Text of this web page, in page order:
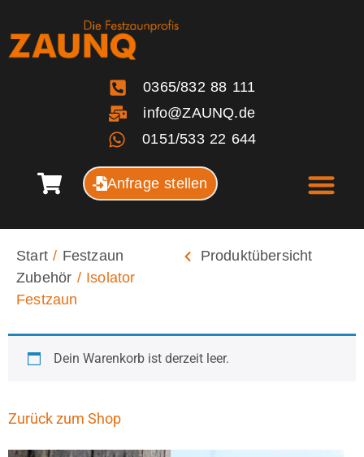
0365/832 88 111
info@ZAUNQ.de
0151/533 22 644
Anfrage stellen
Start / Festzaun
Zubehör / Isolator
Festzaun
Produktübersicht
Dein Warenkorb ist derzeit leer.
Zurück zum Shop